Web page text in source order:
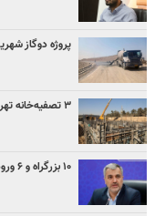
پروژه دوگاز
۳ ﺗﺼﻔﻴﻪ‌ﺧﺎﻧﻪ‌ تهران تا پایان تابستان تکمیل و به بهره‌برداری می‌رسند
۱۰ بزرگراه و ۶ ورودی تهران زیر ذره‌بین قرارگاه سیمای منظر